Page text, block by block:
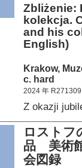
Zbliżenie:
kolekcja.
and his
English)
Krakow,
c. hard
2024 年 R271309
Z okazji
ロスト
品 美術
会図録